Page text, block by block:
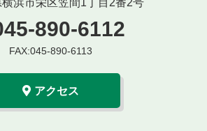
浜市栄区笠間1丁目2番2号
890-6112
FAX:045-890-6113
アクセス